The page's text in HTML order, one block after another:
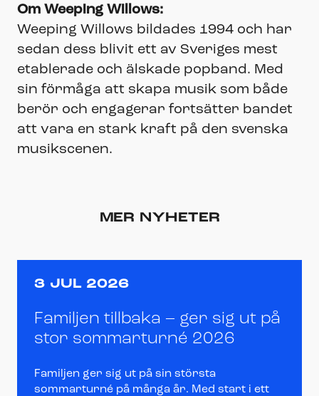
Om Weeping Willows:
Weeping Willows bildades 1994 och har
sedan dess blivit ett av Sveriges mest
etablerade och älskade popband. Med
sin förmåga att skapa musik som både
berör och engagerar fortsätter bandet
att vara en stark kraft på den svenska
musikscenen.
MER NYHETER
3 JUL 2026
Familjen tillbaka – ger sig ut på
stor sommarturné 2026
Familjen ger sig ut på sin största
sommarturné på många år. Med start i ett